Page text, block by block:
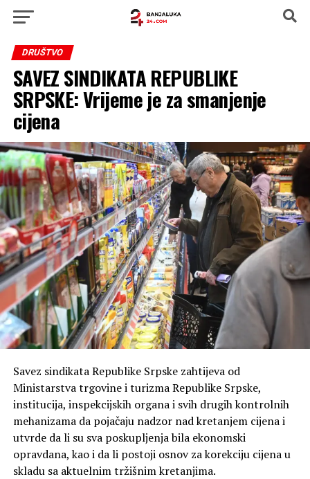
DRUŠTVO
SAVEZ SINDIKATA REPUBLIKE
SRPSKE: Vrijeme je za smanjenje
cijena
Savez sindikata Republike Srpske zahtijeva od
Ministarstva trgovine i turizma Republike Srpske,
institucija, inspekcijskih organa i svih drugih kontrolnih
mehanizama da pojačaju nadzor nad kretanjem cijena i
utvrde da li su sva poskupljenja bila ekonomski
opravdana, kao i da li postoji osnov za korekciju cijena u
skladu sa aktuelnim tržišnim kretanjima.